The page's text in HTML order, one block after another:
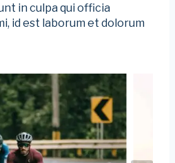
in culpa qui officia
id est laborum et dolorum